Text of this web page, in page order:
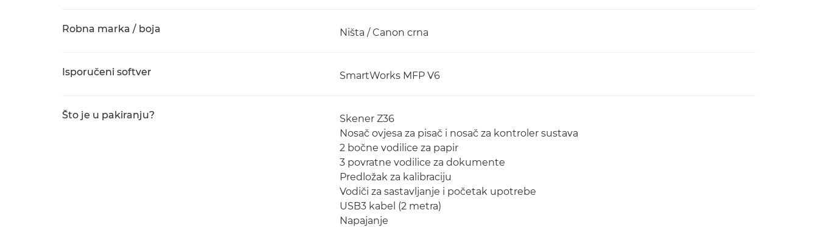
Robna marka / boja Ništa / Canon crna
Isporučeni softver SmartWorks MFP V6
Što je u pakiranju?
Skener Z36
Nosač ovjesa za pisač i nosač za kontroler sustava
2 bočne vodilice za papir
3 povratne vodilice za dokumente
Predložak za kalibraciju
Vodiči za sastavljanje i početak upotrebe
USB3 kabel (2 metra)
Napajanje